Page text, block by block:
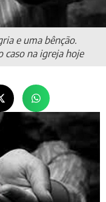
e uma bênção.
caso na igreja hoje